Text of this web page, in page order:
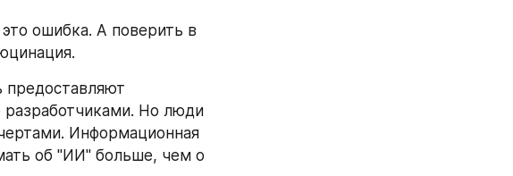
ошибка. А поверить в
Но люди
Информационная
об "ИИ" больше, чем о